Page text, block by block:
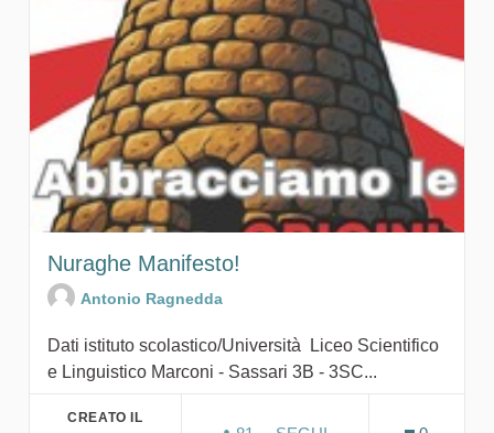
Nuraghe Manifesto!
Antonio Ragnedda
Dati istituto scolastico/Università Liceo Scientifico
e Linguistico Marconi - Sassari 3B - 3SC...
CREATO IL